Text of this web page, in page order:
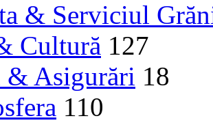
& Serviciul
Cultură 127
& Asigurări 18
110